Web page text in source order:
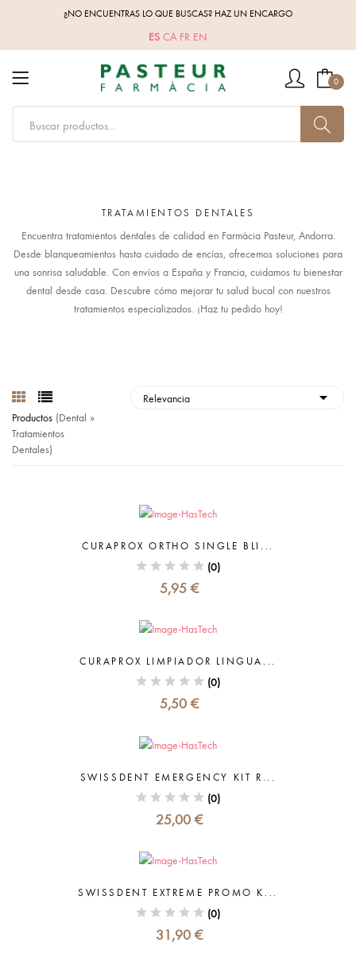
¿NO ENCUENTRAS LO QUE BUSCAS? HAZ UN ENCARGO
ES CA FR EN
0
TRATAMIENTOS DENTALES
Encuentra tratamientos dentales de calidad en Farmàcia Pasteur, Andorra.
Desde blanqueamientos hasta cuidado de encías, ofrecemos soluciones para
una sonrisa saludable. Con envíos a España y Francia, cuidamos tu bienestar
dental desde casa. Descubre cómo mejorar tu salud bucal con nuestros
tratamientos especializados. ¡Haz tu pedido hoy!
Productos (dental »
Tratamientos
Dentales)
CURAPROX ORTHO SINGLE BLI...
(0)
5,95 €
CURAPROX LIMPIADOR LINGUA...
(0)
5,50 €
SWISSDENT EMERGENCY KIT R...
(0)
25,00 €
SWISSDENT EXTREME PROMO K...
(0)
31,90 €